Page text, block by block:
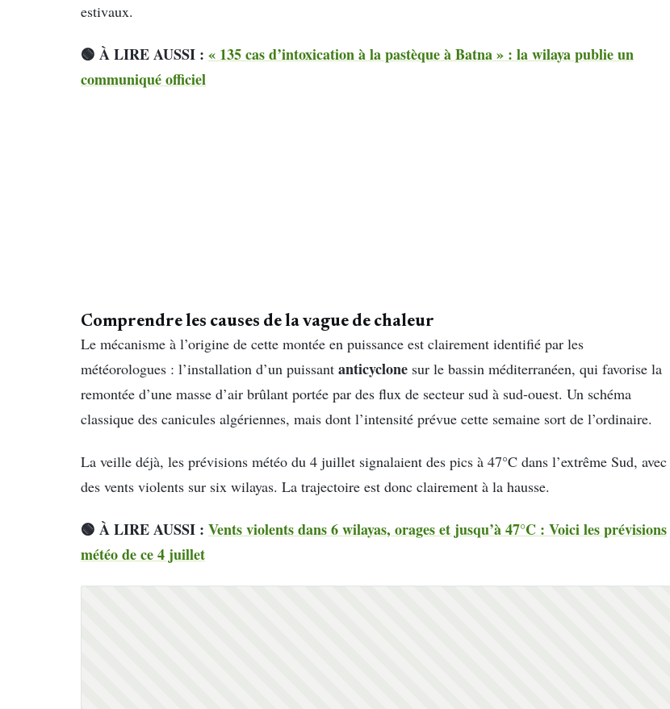
estivaux.
🟢 À LIRE AUSSI : « 135 cas d’intoxication à la pastèque à Batna » : la wilaya publie un
communiqué officiel
Comprendre les causes de la vague de chaleur
Le mécanisme à l’origine de cette montée en puissance est clairement identifié par les
météorologues : l’installation d’un puissant anticyclone sur le bassin méditerranéen, qui favorise la
remontée d’une masse d’air brûlant portée par des flux de secteur sud à sud-ouest. Un schéma
classique des canicules algériennes, mais dont l’intensité prévue cette semaine sort de l’ordinaire.
La veille déjà, les prévisions météo du 4 juillet signalaient des pics à 47°C dans l’extrême Sud, avec
des vents violents sur six wilayas. La trajectoire est donc clairement à la hausse.
🟢 À LIRE AUSSI : Vents violents dans 6 wilayas, orages et jusqu’à 47°C : Voici les prévisions
météo de ce 4 juillet